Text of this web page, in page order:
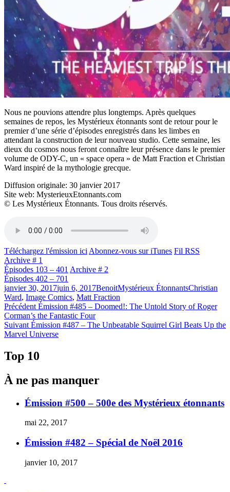
Nous ne pouvions attendre plus longtemps. Après quelques
semaines de repos, les Mystérieux étonnants sont de retour pour le
premier d’une série d’épisodes enregistrés dans les limbes en
attendant la construction de leur nouveau studio. Cette semaine, les
dieux du cosmos nous feront connaître leur présence dans le premier
volume de ODY-C, un « space opera » de Matt Fraction et Christian
Ward inspiré de la mythologie grecque.
Diffusion originale: 30 janvier 2017
Site web: MysterieuxEtonnants.com
© Les Mystérieux Étonnants. Tous droits réservés.
Téléchargez l'émission ici Abonnez-vous sur iTunes Fil RSS
Archive # 1
Épisodes 103 – 401 Archive # 2
Épisodes 402 – 701
Publié
le
janvier 30, 2017juin 6, 2017BenoitCatégories
Mystérieux ÉtonnantsÉtiquettes
Christian
Ward, Image Comics, Matt Fraction
Navigation
de
l'article
Précédent Article
précédent :
Émission #485 – Doomed!: The Untold Story of Roger
Corman’s the Fantastic Four
Suivant Article
Suivant :
Émission #487 – The Unbeatable Squirrel Girl Beats Up the
Marvel Universe
Top 10
À ne pas manquer
Émission #500 – 500e des Mystérieux étonnants
mai 22, 2017
Émission #482 – Spécial de Noël 2016
janvier 10, 2017